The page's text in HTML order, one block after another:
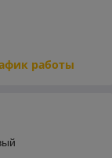
работы